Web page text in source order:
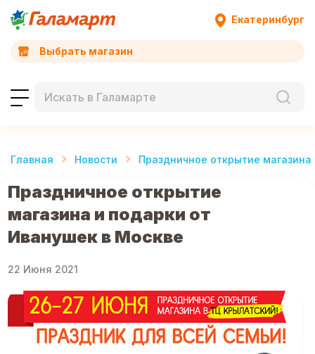
Екатеринбург
Выбрать магазин
Главная Новости Праздничное открытие
Праздничное открытие
магазина и подарки от
Иванушек в Москве
22 Июня 2021